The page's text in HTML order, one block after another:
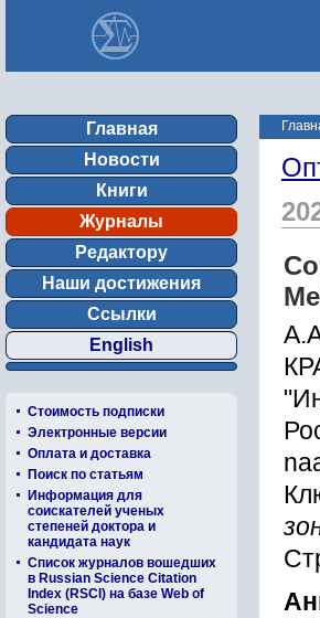
Главная
Новости
Книги
Журналы
Редактору
Наши достижения
Ссылки
English
Стоимость подписки
Электронные версии
Оплата и доставка
Поиск по статьям
Информация для
соискателей ученых
степеней доктора и
кандидата наук
Список журналов вошедших
в Russian Science Citation
Index (RSCI) на базе Web of
Science